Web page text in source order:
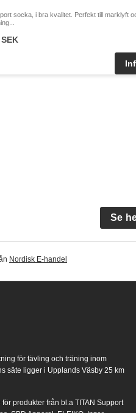
socka, i bra kvalitet. Perfekt till marklyft
Se
Nordisk E-handel
för tävling och träning inom
säte ligger i Upplands Väsby 25 km
produkter från bl.a TITAN Support